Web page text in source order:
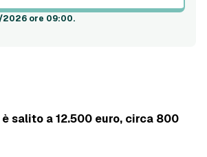
ore 09:00.
salito a 12.500 euro, circa 800